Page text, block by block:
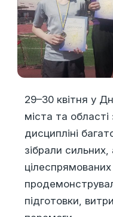
29–30 квітня у
міста та області
дисципліні
зібрали сильних,
підготовки,